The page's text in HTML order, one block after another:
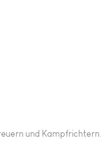
und Kampfrichtern.